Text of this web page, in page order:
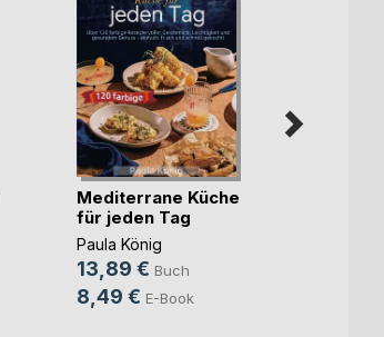
Mediterrane Küche
für jeden Tag
Paula König
13,89 € Buch
8,49 € E-Book